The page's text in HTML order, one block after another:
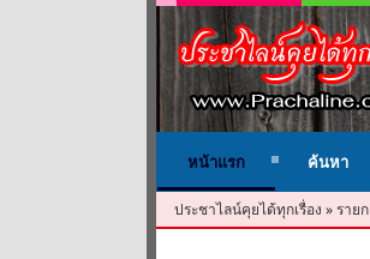
หน้าแรก ค้นหา
ประชาไลน์คุยได้ทุกเรื่อง » ราย